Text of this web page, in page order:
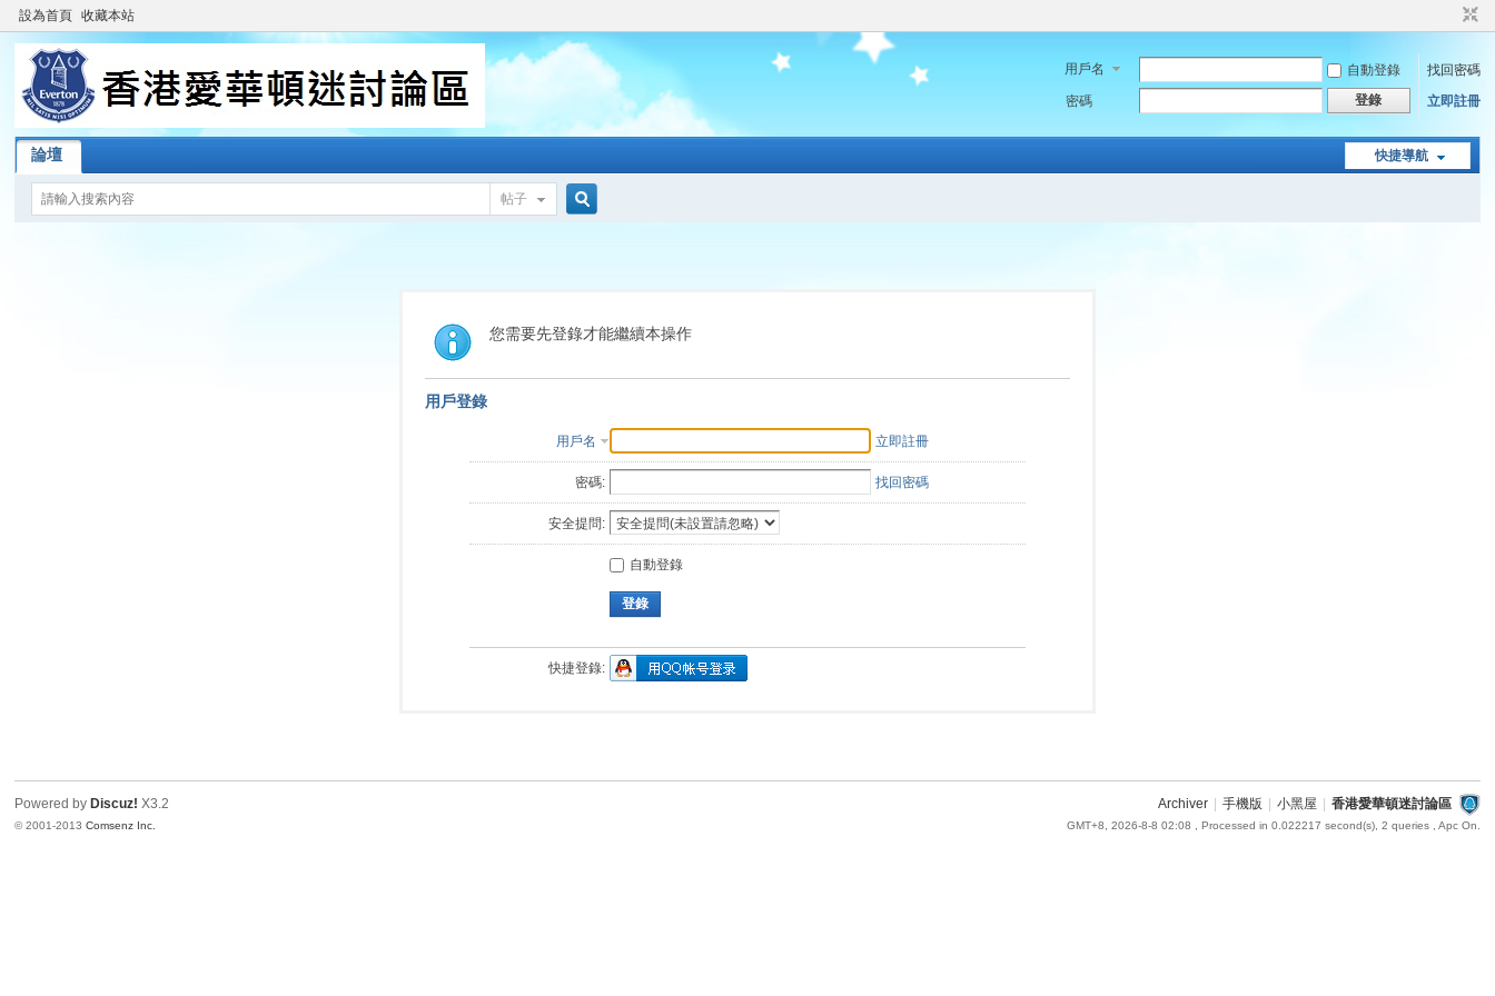
設為首頁 收藏本站
用戶名 自動登錄
找回密碼
密碼
登錄 立即註冊
快捷導航
論壇
帖子
索
您需要先登錄才能繼續本操作
用戶登錄
用戶名 立即註冊
密碼: 找回密碼
安全提問:
自動登錄
登錄
快捷登錄:
Archiver 手機版 小黑屋 香港愛華頓迷討論區
GMT+8, 2026-8-8 02:08 , Processed in 0.022217 second(s), 2 queries , Apc On.
Powered by Discuz! X3.2
© 2001-2013Comsenz Inc.